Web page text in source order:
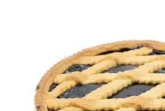
essere
scelte
nella